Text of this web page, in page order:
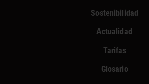
Sostenibilidad
Actualidad
Tarifas
Glosario